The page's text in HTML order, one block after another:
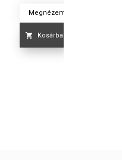
Megnézem
Kosárba